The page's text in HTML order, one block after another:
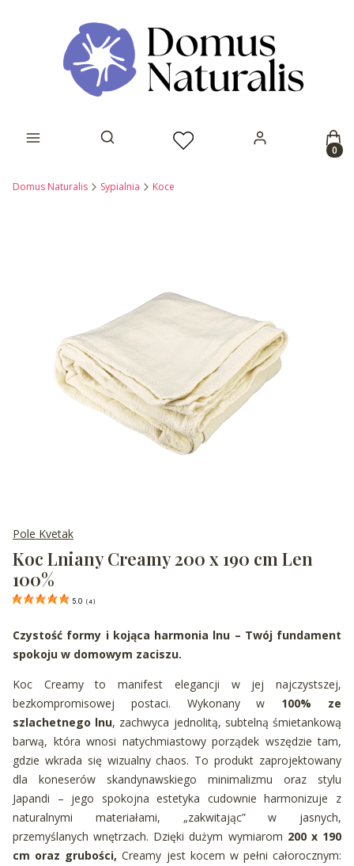
Otwórz wyszukiwarkę
Domus Naturalis Sypialnia Koce
Pole Kvetak
Koc Lniany Creamy 200 x 190 cm Len
100%
5.0 (4)
Czystość formy i kojąca harmonia lnu – Twój fundament
spokoju w domowym zaciszu.
Koc Creamy to manifest elegancji w jej najczystszej,
bezkompromisowej postaci. Wykonany w 100% ze
szlachetnego lnu, zachwyca jednolitą, subtelną śmietankową
barwą, która wnosi natychmiastowy porządek wszędzie tam,
gdzie wkrada się wizualny chaos. To produkt zaprojektowany
dla koneserów skandynawskiego minimalizmu oraz stylu
Japandi – jego spokojna estetyka cudownie harmonizuje z
naturalnymi materiałami, „zakwitając” w jasnych,
przemyślanych wnętrzach. Dzięki dużym wymiarom 200 x 190
cm oraz grubości,Creamy jest kocem w pełni całorocznym: